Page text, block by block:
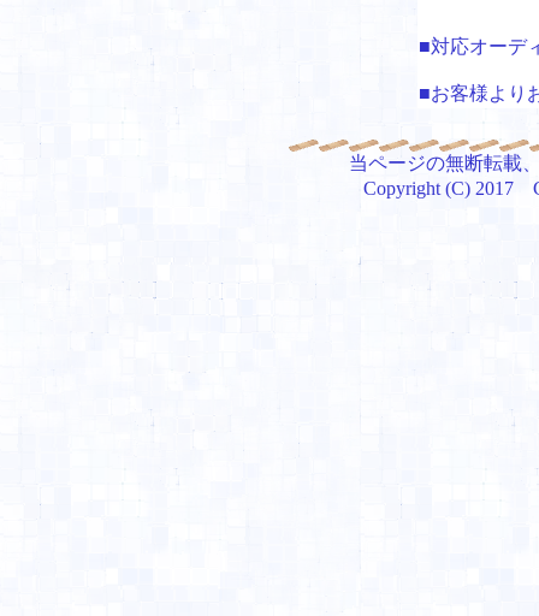
■対応オーデ
■お客様より
当ページの無断転載
Copyright (C) 2017